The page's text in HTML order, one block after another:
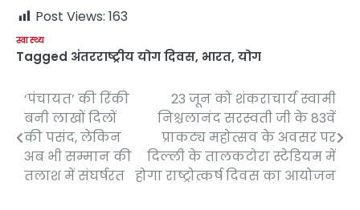
Post Views: 163
स्वास्थ्य
Tagged अंतरराष्ट्रीय योग दिवस, भारत, योग
Post
navigation
‘पंचायत’ की रिंकी
बनी लाखों दिलों
की पसंद, लेकिन
अब भी सम्मान की
तलाश में संघर्षरत
23 जून को शंकराचार्य स्वामी
निश्चलानंद सरस्वती जी के 83वें
प्राकट्य महोत्सव के अवसर पर
दिल्ली के तालकटोरा स्टेडियम में
होगा राष्ट्रोत्कर्ष दिवस का आयोजन